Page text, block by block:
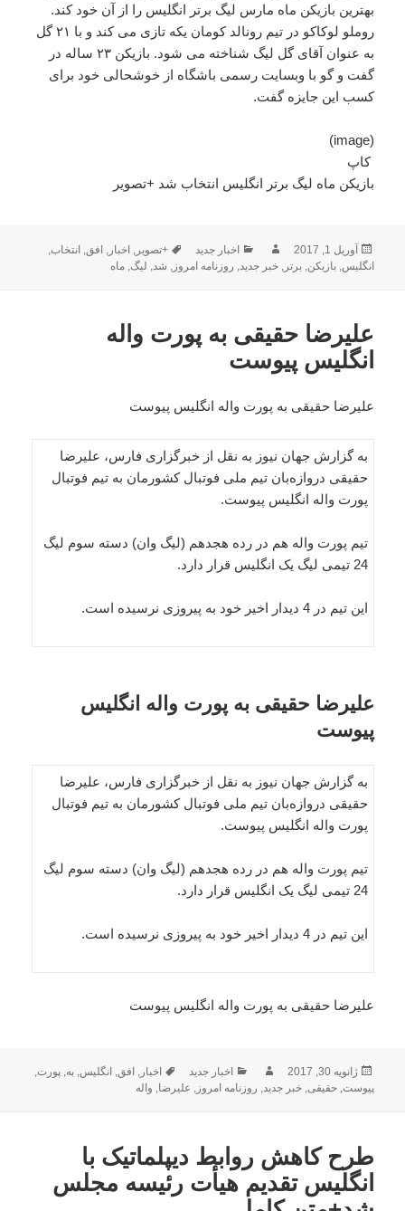
بهترین بازیکن ماه مارس لیگ برتر انگلیس را از آن خود کند.
روملو لوکاکو در تیم رونالد کومان یکه تازی می کند و با ۲۱ گل
به عنوان آقای گل لیگ شناخته می شود. بازیکن ۲۳ ساله در
گفت و گو با وبسایت رسمی باشگاه از خوشحالی خود برای
کسب این جایزه گفت.
(image)
کاپ
بازیکن ماه لیگ برتر انگلیس انتخاب شد +تصویر
ارسال
شده
آوریل 1, 2017 نویسندهدسته‌ها
اخبار جدید برچسب‌ها
+تصویر ,اخبار ,افق ,انتخاب
انگلیس ,بازیکن ,برتر ,خبر جدید روزنامه امروز شد لیگ ,ماه
علیرضا حقیقی به پورت واله
انگلیس پیوست
علیرضا حقیقی به پورت واله انگلیس پیوست
به گزارش جهان نیوز به نقل از خبرگزاری فارس، علیرضا
حقیقی دروازه‌بان تیم ملی فوتبال کشورمان به تیم فوتبال
پورت واله انگلیس پیوست.
تیم پورت واله هم در رده هجدهم (لیگ وان) دسته سوم لیگ
24 تیمی لیگ یک انگلیس قرار دارد.
این تیم در 4 دیدار اخیر خود به پیروزی نرسیده است.
علیرضا حقیقی به پورت واله انگلیس
پیوست
به گزارش جهان نیوز به نقل از خبرگزاری فارس، علیرضا
حقیقی دروازه‌بان تیم ملی فوتبال کشورمان به تیم فوتبال
پورت واله انگلیس پیوست.
تیم پورت واله هم در رده هجدهم (لیگ وان) دسته سوم لیگ
24 تیمی لیگ یک انگلیس قرار دارد.
این تیم در 4 دیدار اخیر خود به پیروزی نرسیده است.
علیرضا حقیقی به پورت واله انگلیس پیوست
ارسال
شده
ژانویه 30, 2017 نویسندهدسته‌ها
اخبار جدید برچسب‌ها
اخبار, افق, انگلیس,به,پورت,
پیوست,حقیقی,خبر جدید, روزنامه امروز, علیرضا, واله
طرح کاهش روابط دیپلماتیک با
انگلیس تقدیم هیأت رئیسه مجلس